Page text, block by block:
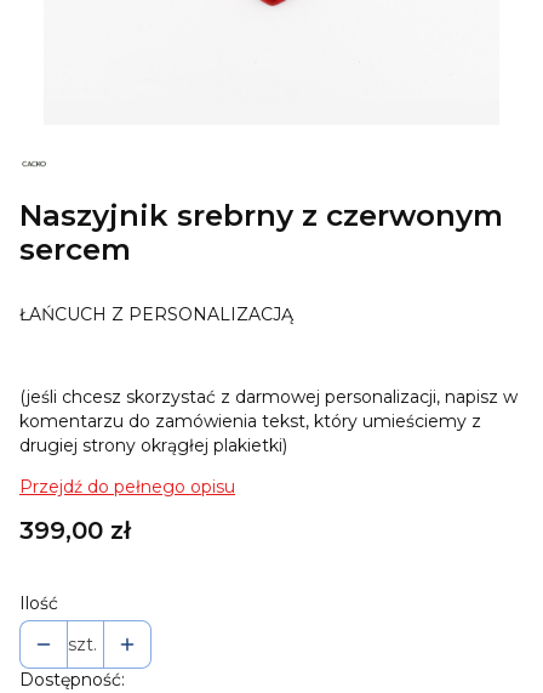
Naszyjnik srebrny z czerwonym
sercem
ŁAŃCUCH Z PERSONALIZACJĄ
(jeśli chcesz skorzystać z darmowej personalizacji, napisz w
komentarzu do zamówienia tekst, który umieściemy z
drugiej strony okrągłej plakietki)
Przejdź do pełnego opisu
Cena
399,00 zł
Ilość
szt.
Dostępność: